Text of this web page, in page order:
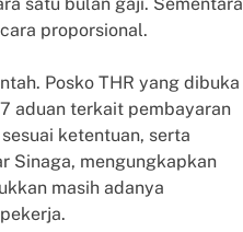
proporsional.
Posko THR yang dibuka
aduan terkait pembayaran
ketentuan, serta
Sinaga, mengungkapkan
masih adanya